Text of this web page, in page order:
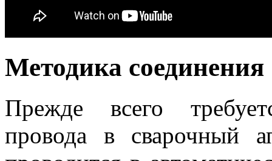
Методика соединения
Прежде всего
провода в сварочный